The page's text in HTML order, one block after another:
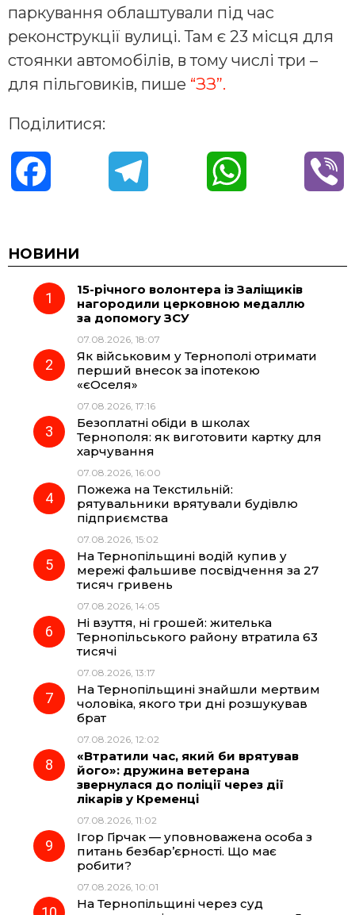
паркування облаштували під час
реконструкції вулиці. Там є 23 місця для
стоянки автомобілів, в тому числі три –
для пільговиків, пише “ЗЗ”.
Поділитися:
c
e
o
k
e
r
a
m
t
A
НОВИНИ
15-річного волонтера із Заліщиків
нагородили церковною медаллю
за допомогу ЗСУ
07.08.2026, 18:07
Як військовим у Тернополі отримати
перший внесок за іпотекою
«єОселя»
07.08.2026, 17:16
Безоплатні обіди в школах
Тернополя: як виготовити картку для
харчування
07.08.2026, 16:00
Пожежа на Текстильній:
рятувальники врятували будівлю
підприємства
07.08.2026, 15:02
На Тернопільщині водій купив у
мережі фальшиве посвідчення за 27
тисяч гривень
07.08.2026, 14:05
Ні взуття, ні грошей: жителька
Тернопільського району втратила 63
тисячі
07.08.2026, 13:17
На Тернопільщині знайшли мертвим
чоловіка, якого три дні розшукував
брат
07.08.2026, 12:02
«Втратили час, який би врятував
його»: дружина ветерана
звернулася до поліції через дії
лікарів у Кременці
07.08.2026, 11:02
Ігор Гірчак — уповноважена особа з
питань безбар’єрності. Що має
робити?
07.08.2026, 10:01
На Тернопільщині через суд